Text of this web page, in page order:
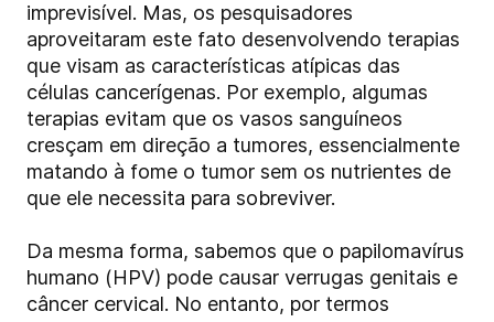
imprevisível. Mas, os pesquisadores
aproveitaram este fato desenvolvendo terapias
que visam as características atípicas das
células cancerígenas. Por exemplo, algumas
terapias evitam que os vasos sanguíneos
cresçam em direção a tumores, essencialmente
matando à fome o tumor sem os nutrientes de
que ele necessita para sobreviver.
Da mesma forma, sabemos que o papilomavírus
humano (HPV) pode causar verrugas genitais e
câncer cervical. No entanto, por termos